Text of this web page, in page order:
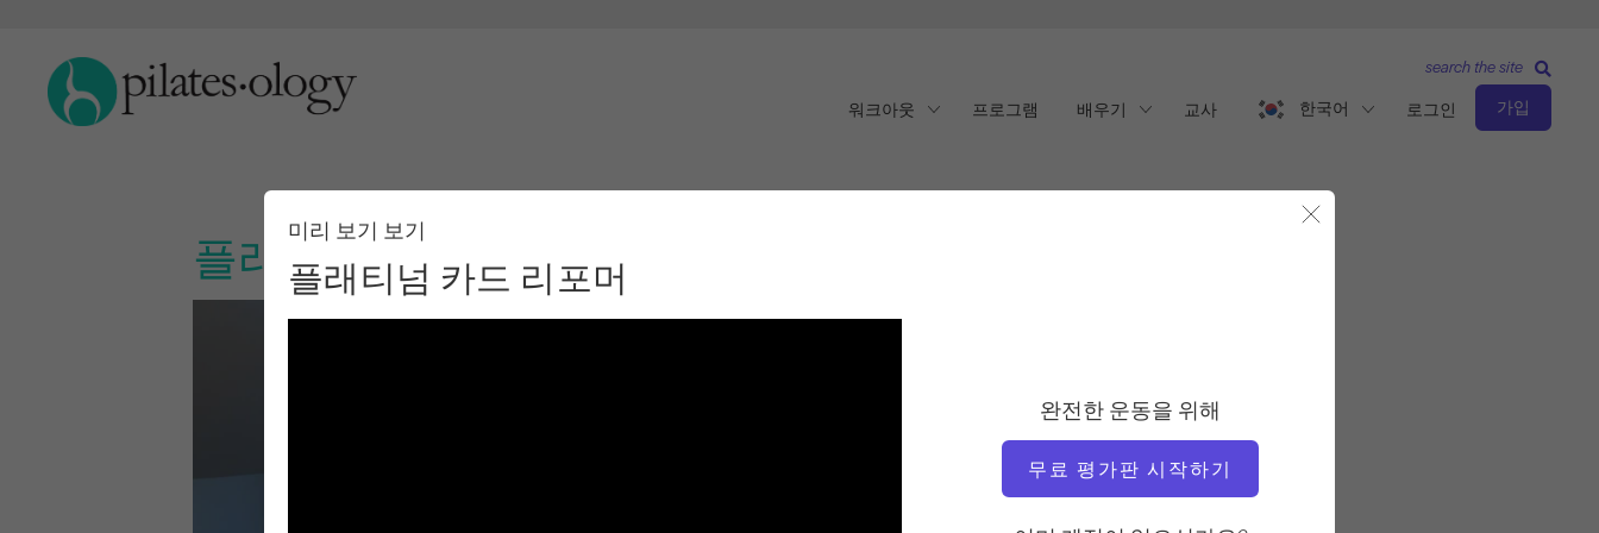
워크아웃 프로그램 배우기 교사 한국어 로그인 가입
search the site
플래티넘 카드 리포머
미리 보기 보기
플래티넘 카드 리포머
완전한 운동을 위해
무료 평가판 시작하기
운동 템포